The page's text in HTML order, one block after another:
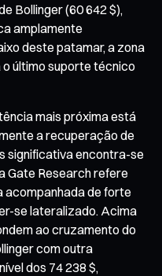
Bollinger (60 642 $),
amplamente
deste patamar, a zona
último suporte técnico
mais próxima está
a recuperação de
significativa encontra-se
Gate Research refere
acompanhada de forte
se lateralizado. Acima
ao cruzamento do
com outra
dos 74 238 $,